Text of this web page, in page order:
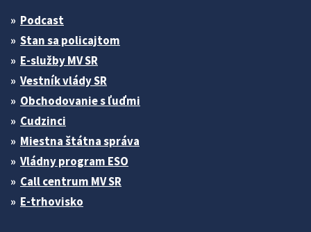
Podcast
Stan sa policajtom
E-služby MV SR
Vestník vlády SR
Obchodovanie s ľuďmi
Cudzinci
Miestna štátna správa
Vládny program ESO
Call centrum MV SR
E-trhovisko